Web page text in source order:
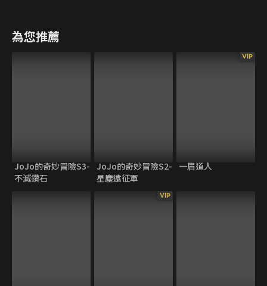
為您推薦
JoJo的奇妙冒險S3-
不滅鑽石
JoJo的奇妙冒險S2-
星塵遠征軍
VIP
一眉道人
VIP